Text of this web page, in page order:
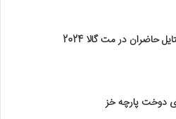
حاضران در مت گالا 2024
دوخت پارچه خز